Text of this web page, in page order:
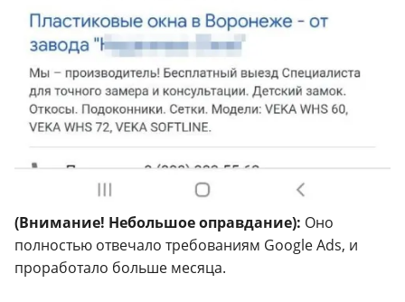
(Внимание! Небольшое оправдание): Оно
полностью отвечало требованиям Google Ads, и
проработало больше месяца.